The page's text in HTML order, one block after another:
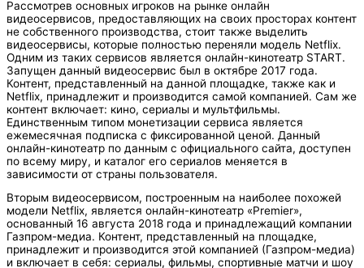
Рассмотрев основных игроков на рынке онлайн
видеосервисов, предоставляющих на своих просторах контент
не собственного производства, стоит также выделить
видеосервисы, которые полностью переняли модель Netflix.
Одним из таких сервисов является онлайн-кинотеатр START.
Запущен данный видеосервис был в октябре 2017 года.
Контент, представленный на данной площадке, также как и
Netflix, принадлежит и производится самой компанией. Сам же
контент включает: кино, сериалы и мультфильмы.
Единственным типом монетизации сервиса является
ежемесячная подписка с фиксированной ценой. Данный
онлайн-кинотеатр по данным с официального сайта, доступен
по всему миру, и каталог его сериалов меняется в
зависимости от страны пользователя.
Вторым видеосервисом, построенным на наиболее похожей
модели Netflix, является онлайн-кинотеатр «Premier»,
основанный 16 августа 2018 года и принадлежащий компании
Газпром-медиа. Контент, представленный на площадке,
принадлежит и производится этой компанией (Газпром-медиа)
и включает в себя: сериалы, фильмы, спортивные матчи и шоу